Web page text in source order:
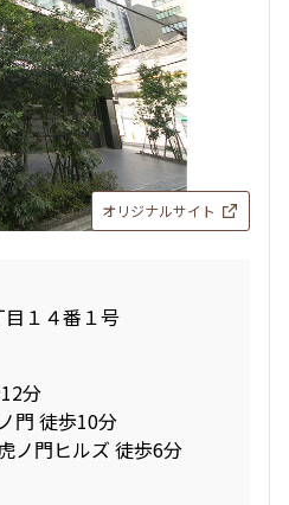
検索
オリジナルサイト
１４番１号
分
門 徒歩10分
ノ門ヒルズ 徒歩6分